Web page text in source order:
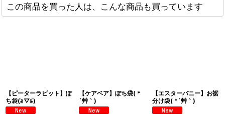
この商品を買った人は、こんな商品も買っています
【ピーターラビット】ぽ
ち袋(≧▽≦)
【ケアベア】ぽち袋( *
´艸｀)
【エスターバニー】お裾
分け袋( *´艸｀)